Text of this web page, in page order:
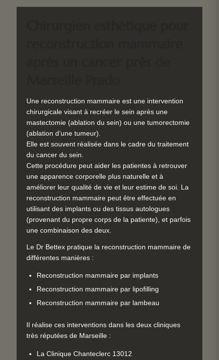
Une reconstruction mammaire est une intervention
chirurgicale visant à recréer le sein après une
mastectomie (ablation du sein) ou une tumorectomie
(ablation d’une tumeur).
Elle est souvent réalisée dans le cadre du traitement
du cancer du sein.
Cette procédure peut aider les patientes à retrouver
une apparence corporelle plus naturelle et à
améliorer leur qualité de vie et leur estime de soi. La
reconstruction mammaire peut être effectuée en
utilisant des implants ou des tissus autologues
(provenant du propre corps de la patiente), et parfois
une combinaison des deux.
Le Dr Bettex pratique la reconstruction mammaire de
différentes manières :
Reconstruction mammaire par implants
Reconstruction mammaire par lipofilling
Reconstruction mammaire par lambeau
Il réalise ces interventions dans les deux cliniques
très réputées de Marseille :
La Clinique Chanteclerc 13012